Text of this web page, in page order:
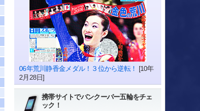
06年荒川静香金メダル！３位から逆転！
[10年
2月28日]
携帯サイトでバンクーバー五輪をチェ
ック！